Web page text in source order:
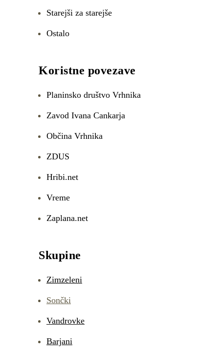
Starejši za starejše
Ostalo
Koristne povezave
Planinsko društvo Vrhnika
Zavod Ivana Cankarja
Občina Vrhnika
ZDUS
Hribi.net
Vreme
Zaplana.net
Skupine
Zimzeleni
Sončki
Vandrovke
Barjani